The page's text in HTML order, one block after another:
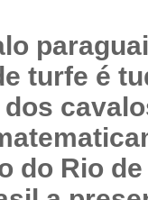
turfe é
do Rio